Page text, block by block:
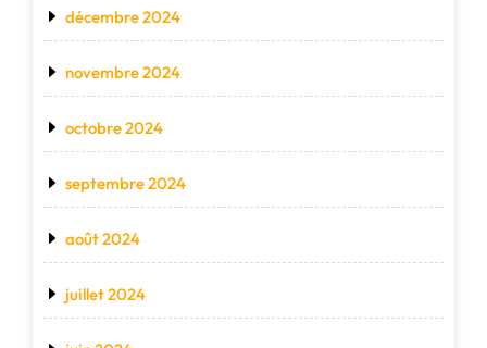
décembre 2024
novembre 2024
octobre 2024
septembre 2024
août 2024
juillet 2024